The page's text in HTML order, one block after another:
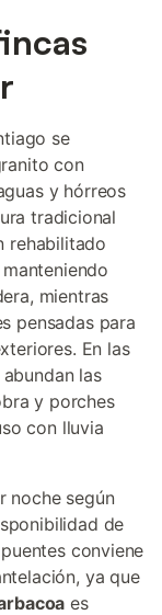
se
con
y hórreos
tradicional
rehabilitado
manteniendo
mientras
pensadas para
En las
las
y porches
con lluvia
noche según
de
conviene
ya que
es